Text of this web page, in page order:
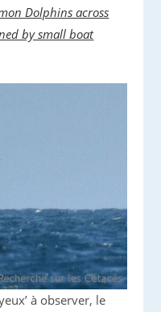
Dolphins across
by small boat
à observer, le